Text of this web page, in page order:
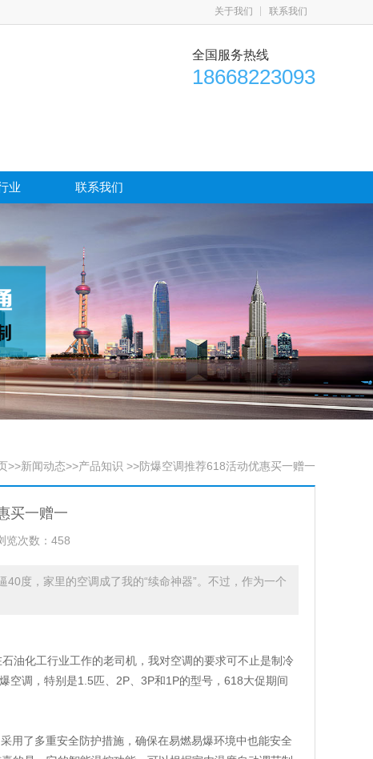
关于我们 联系我们
全国服务热线
18668223093
业 联系我们
>>新闻动态>>产品知识 >>防爆空调推荐618活动优惠买一赠一
买一赠一
览次数：458
度，家里的空调成了我的“续命神器”。不过，作为一个
油化工行业工作的老司机，我对空调的要求可不止是制冷
调，特别是1.5匹、2P、3P和1P的型号，618大促期间
用了多重安全防护措施，确保在易燃易爆环境中也能安全